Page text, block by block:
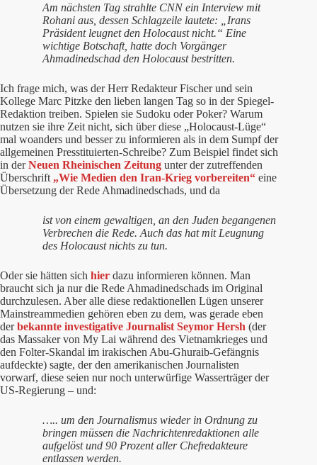
Am nächsten Tag strahlte CNN ein Interview mit
Rohani aus, dessen Schlagzeile lautete: „Irans
Präsident leugnet den Holocaust nicht.“ Eine
wichtige Botschaft, hatte doch Vorgänger
Ahmadinedschad den Holocaust bestritten.
Ich frage mich, was der Herr Redakteur Fischer und sein
Kollege Marc Pitzke den lieben langen Tag so in der Spiegel-
Redaktion treiben. Spielen sie Sudoku oder Poker? Warum
nutzen sie ihre Zeit nicht, sich über diese „Holocaust-Lüge“
mal woanders und besser zu informieren als in dem Sumpf der
allgemeinen Presstituierten-Schreibe? Zum Beispiel findet sich
in derNeuen Rheinischen Zeitung unter der zutreffenden
Überschrift „Wie Medien den Iran-Krieg vorbereiten“ eine
Übersetzung der Rede Ahmadinedschads, und da
ist von einem gewaltigen, an den Juden begangenen
Verbrechen die Rede. Auch das hat mit Leugnung
des Holocaust nichts zu tun.
Oder sie hätten sich hier dazu informieren können. Man
braucht sich ja nur die Rede Ahmadinedschads im Original
durchzulesen. Aber alle diese redaktionellen Lügen unserer
Mainstreammedien gehören eben zu dem, was gerade eben
derbekannte investigative Journalist Seymor Hersh (der
das Massaker von My Lai während des Vietnamkrieges und
den Folter-Skandal im irakischen Abu-Ghuraib-Gefängnis
aufdeckte) sagte, der den amerikanischen Journalisten
vorwarf, diese seien nur noch unterwürfige Wasserträger der
US-Regierung – und:
….. um den Journalismus wieder in Ordnung zu
bringen müssen die Nachrichtenredaktionen alle
aufgelöst und 90 Prozent aller Chefredakteure
entlassen werden.